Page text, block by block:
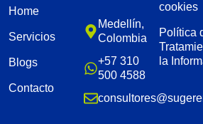
Home
Servicios
Blogs
Contacto
Medellín,
Colombia
+57 310
500 4588
cookies
Política
la